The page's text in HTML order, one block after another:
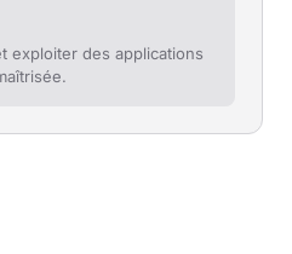
exploiter des applications